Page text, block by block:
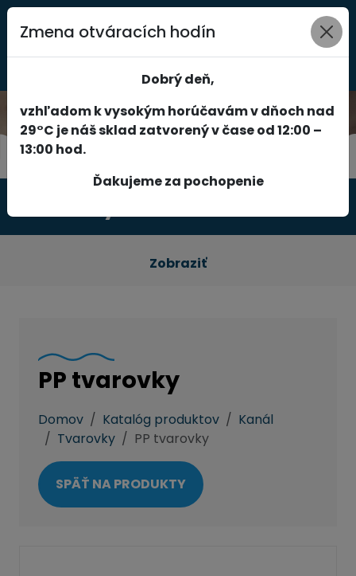
0
Zobraziť
PP tvarovky
Domov Katalóg produktov
Kanál
Tvarovky
PP tvarovky
SPÄŤ NA PRODUKTY
Zmena otváracích hodín
Dobrý deň,
vzhľadom k vysokým horúčavám v dňoch nad
29°C je náš sklad zatvorený v čase od 12:00 –
13:00 hod.
Ďakujeme za pochopenie